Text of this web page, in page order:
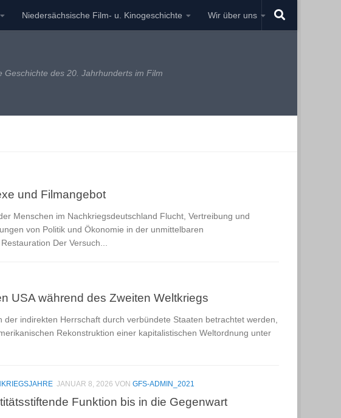
Niedersächsische Film- u. Kinogeschichte Wir über uns
Geschichte des 20. Jahrhunderts im Film
und Filmangebot
Menschen im Nachkriegsdeutschland Flucht, Vertreibung und
von Politik und Ökonomie in der unmittelbaren
Der Versuch...
USA während des Zweiten Weltkriegs
indirekten Herrschaft durch verbündete Staaten betrachtet werden,
Rekonstruktion einer kapitalistischen Weltordnung unter
JANUAR 8, 2026 VON GFS-ADMIN_2021
Funktion bis in die Gegenwart